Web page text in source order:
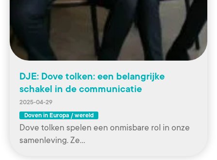
DJE: Dove tolken: een belangrijke
schakel in de communicatie
2025-04-29
Doven in Europa / wereld
Dove tolken spelen een onmisbare rol in onze
samenleving. Ze…